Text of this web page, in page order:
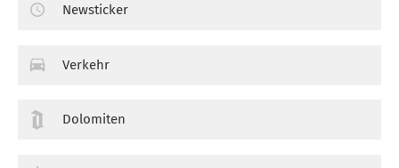
Newsticker
Verkehr
Dolomiten